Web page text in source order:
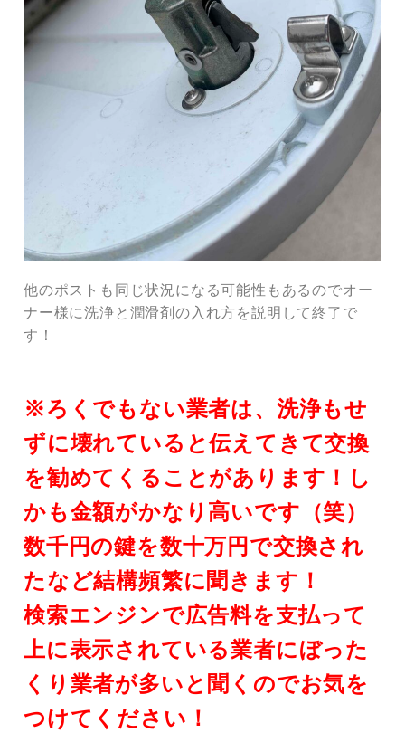
他のポストも同じ状況になる可能性もあるのでオー
ナー様に洗浄と潤滑剤の入れ方を説明して終了で
す！
※ろくでもない業者は、洗浄もせ
ずに壊れていると伝えてきて交換
を勧めてくることがあります！し
かも金額がかなり高いです（笑）
数千円の鍵を数十万円で交換され
たなど結構頻繁に聞きます！
検索エンジンで広告料を支払って
上に表示されている業者にぼった
くり業者が多いと聞くのでお気を
つけてください！